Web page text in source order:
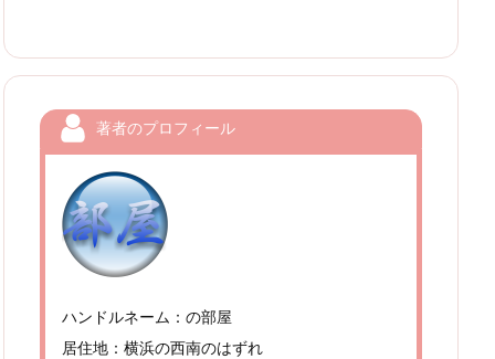
著者のプロフィール
ハンドルネーム：の部屋
居住地：横浜の西南のはずれ